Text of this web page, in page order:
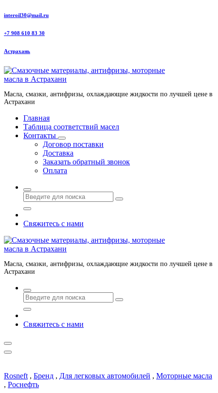
Перейти
содержанию
interoil30@mail.ru
+7 908 610 83 30
Астрахань
Масла, смазки, антифризы, охлаждающие жидкости по лучшей цене в
Астрахани
Главная
Таблица соответствий масел
Контакты
Договор поставки
Доставка
Заказать обратный звонок
Оплата
Свяжитесь с нами
Масла, смазки, антифризы, охлаждающие жидкости по лучшей цене в
Астрахани
Свяжитесь с нами
Rosneft , Бренд , Для легковых автомобилей , Моторные масла
, Роснефть